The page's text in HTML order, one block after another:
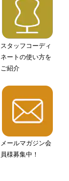
スタッフコーディ
ネートの使い方を
ご紹介
メールマガジン会
員様募集中！